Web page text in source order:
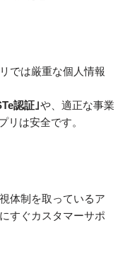
では厳重な個人情報
認証｣や、適正な事業
リは安全です。
体制を取っているア
すぐカスタマーサポ